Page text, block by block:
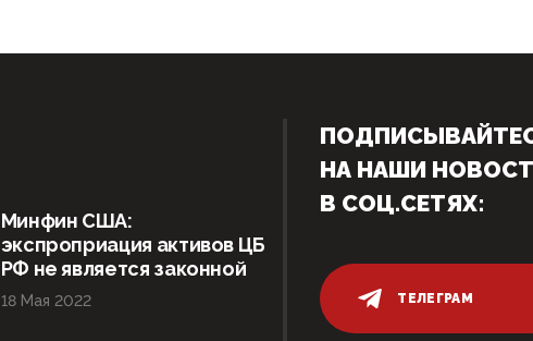
Минфин США:
экспроприация активов ЦБ
РФ не является законной
18 Мая 2022
НА НАШИ
В СОЦ.СЕТЯХ:
ТЕЛЕГРАМ